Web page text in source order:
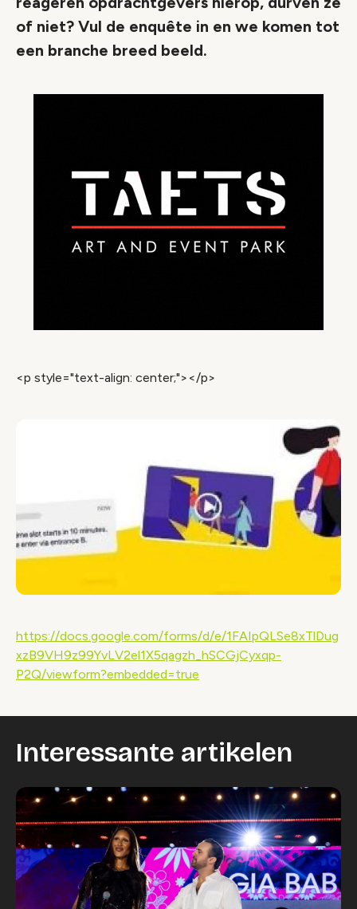
of niet? Vul de enquête in en we komen tot
een branche breed beeld.
<p style="text-align: center;"></p>
https://docs.google.com/forms/d/e/1FAIpQLSe8xTlDug
xzB9VH9z99YvLV2el1X5qagzh_hSCGjCyxqp-
P2Q/viewform?embedded=true
Interessante artikelen